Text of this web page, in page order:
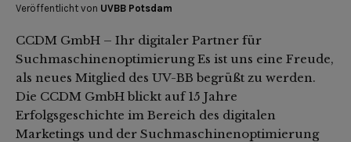
Veröffentlicht von UVBB Potsdam
CCDM GmbH – Ihr digitaler Partner für
Suchmaschinenoptimierung Es ist uns eine Freude,
als neues Mitglied des UV-BB begrüßt zu werden.
Die CCDM GmbH blickt auf 15 Jahre
Erfolgsgeschichte im Bereich des digitalen
Marketings und der Suchmaschinenoptimierung